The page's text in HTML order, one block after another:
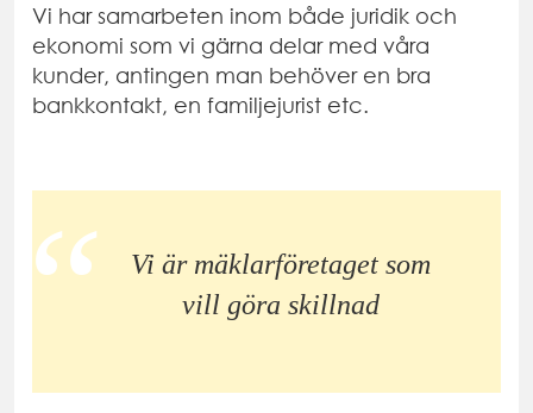
Vi har samarbeten inom både juridik och
ekonomi som vi gärna delar med våra
kunder, antingen man behöver en bra
bankkontakt, en familjejurist etc.
Vi är mäklarföretaget som
vill göra skillnad